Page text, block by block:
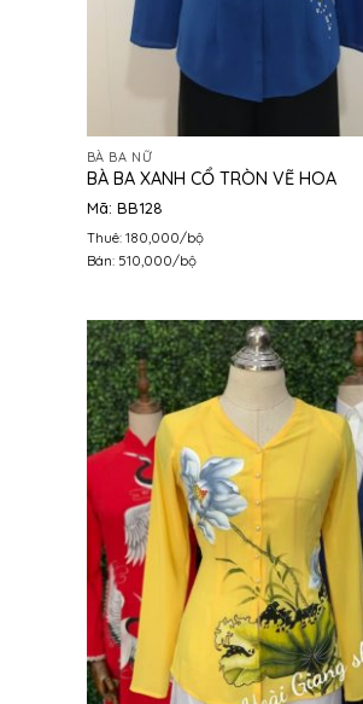
BÀ BA NỮ
BÀ BA XANH CỔ TRÒN VẼ HOA
Mã: BB128
Thuê: 180,000/bộ
Bán: 510,000/bộ